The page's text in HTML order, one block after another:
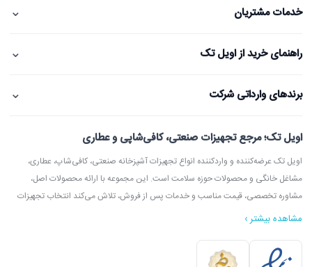
خدمات مشتریان ⌄
راهنمای خرید از اویل تک ⌄
برندهای وارداتی شرکت ⌄
اویل تک؛ مرجع تجهیزات صنعتی، کافی‌شاپی و عطاری
اویل تک عرضه‌کننده و واردکننده انواع تجهیزات آشپزخانه صنعتی، کافی‌شاپ، عطاری،
مشاغل خانگی و محصولات حوزه سلامت است. این مجموعه با ارائه محصولات اصل،
مشاوره تخصصی، قیمت مناسب و خدمات پس از فروش، تلاش می‌کند انتخاب تجهیزات
در اویل تک می‌توانید انواع دستگاه آسیاب عطاری، آسیاب قهوه، دستگاه روغن‌گیری،
مشاهده بیشتر ›